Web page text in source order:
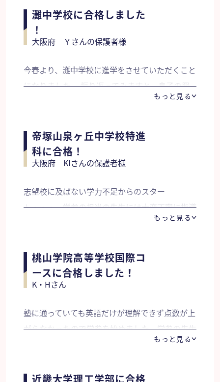
灘中学校に合格しました
！
大阪府 Ｙさんの保護者様
今春より、灘中学校に進学をさせていただくこと
になりました。 振り返ってみますと、息子の興
味のあるものからどんどん学習をすすめ、学習意
ことで、より勉強に深みが増し、楽しみながら机
に向かっていた姿を思い出します。 難問になる
と壁にぶちあたることも多くなり、その都度質問
おります。わからない点を明確にすることは本人
にとってとても重要なことで、納得のいくまで追
んで参りたいと思います。
もっと見る
帝塚山泉ヶ丘中学校特進
科に合格！
大阪府 KIさんの保護者様
志望校に及ばない学力不足からのスター
ト・・・。学参の担当の先生には大変丁寧に指導
していだだけたました。 日々の課題は多かった
たが、無理のないように考慮していただき、 本
人のペースで課題を進める事が出来たのでそれが
良かったと思います。試験当日は先生から「平常
張せずに受験をすることができ、帝塚山泉ヶ丘中
学校の特進科に合格することが出来ました。
もっと見る
桃山学院高等学校国際コ
ースに合格しました！
K・Hさん
塾に通っていても英語だけが理解できず点数が上
がらなかったので学参を始めました。学参の先生
の海外での経験をふまえて、英語独特のニュアン
な事を親身になって教えてくださいました。毎日
もっと見る
近畿大学理工学部に合格